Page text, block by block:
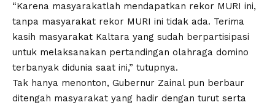
“Karena masyarakatlah mendapatkan rekor MURI ini,
tanpa masyarakat rekor MURI ini tidak ada. Terima
kasih masyarakat Kaltara yang sudah berpartisipasi
untuk melaksanakan pertandingan olahraga domino
terbanyak didunia saat ini,” tutupnya.
Tak hanya menonton, Gubernur Zainal pun berbaur
ditengah masyarakat yang hadir dengan turut serta